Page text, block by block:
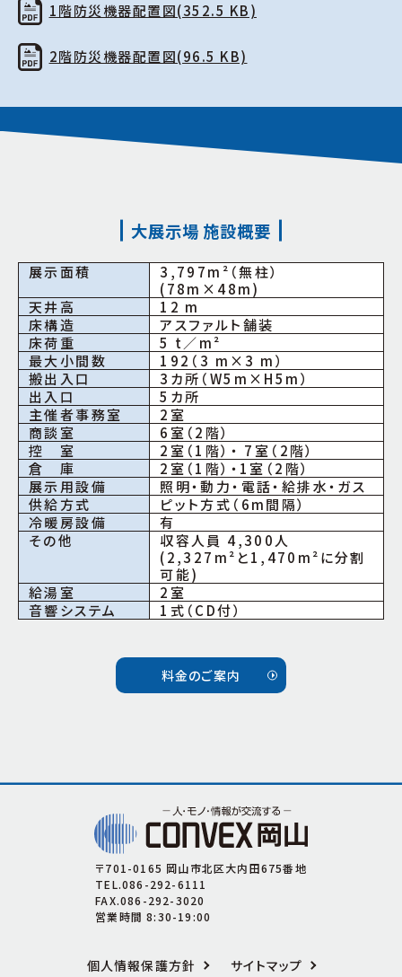
1階防災機器配置図(352.5 KB)
2階防災機器配置図(96.5 KB)
大展示場 施設概要
展示面積
3,797m²（無柱）
(78m×48m)
天井高
12 m
床構造
アスファルト舗装
床荷重
5 t／m²
最大小間数
192（3 m×3 m）
搬出入口
3カ所（W5m×H5m）
出入口
5カ所
主催者事務室
2室
商談室
6室（2階）
控 室
2室（1階）・ 7室（2階）
倉 庫
2室（1階）・1室（2階）
展示用設備
照明・動力・電話・給排水・ガス
供給方式
ピット方式（6m間隔）
冷暖房設備
有
その他
収容人員 4,300人
(2,327m²と1,470m²に分割
可能)
給湯室
2室
音響システム
1式（CD付）
料金のご案内
〒701-0165 岡山市北区大内田675番地
TEL.086-292-6111
FAX.086-292-3020
営業時間 8:30-19:00
個人情報保護方針 サイトマップ